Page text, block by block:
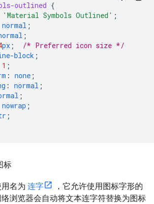
outlined {
'Material Symbols Outlined' ;
normal ;
;
px ;
/* Preferred icon size */
block ;
1 ;
: none ;
: normal ;
;
nowrap ;
;
标
名为 连字
，它允许使用图标字形的
浏览器会自动将文本连字符替换为图标